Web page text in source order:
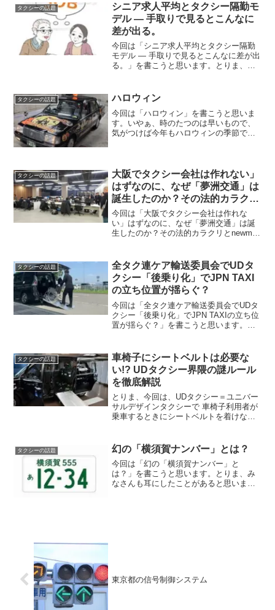
タクシーの話題
シニア求人平均とタクシー隔勤モ
デル ― 手取りで見るとこんなに
差が出る。
今回は「シニア求人平均とタクシー隔勤
モデル ― 手取りで見るとこんなに差が出
る。」を書こうと思います。とりま、株
「ほ～う、シニアでもまだまだ稼げるん
だな」と思うかもし...
タクシーの話題 ハロウィン
今回は「ハロウィン」を書こうと思いま
す。いやぁ、時のたつのは早いもので、
気がつけば今年もハロウィンの季節です
「仮装して街を歩く祭り」で...
タクシーの話題
大阪でタクシー会社は作れない」
はずなのに、なぜ「夢洲交通」は
誕生したのか？その法的カラクリ
とnewmoの勝算
今回は「大阪でタクシー会社は作れな
い」はずなのに、なぜ「夢洲交通」は誕
生したのか？その法的カラクリとnewmo
「タクシーの新会社設立」＝夢洲交通と
いうニュースを聞いて「...
タクシーの話題
全タク連ケア輸送委員会でUDタ
クシー「後乗り化」でJPN TAXI
の立ち位置が揺らぐ？
今回は「全タク連ケア輸送委員会でUDタ
クシー「後乗り化」でJPN TAXIの立ち位
置が揺らぐ？」を書こうと思います。と
ーサルデザイン）タクシーを後乗りタイ
プに移行する...
タクシーの話題
車椅子にシートベルトは必要な
い!? UDタクシー界隈の謎ルール
を徹底解説
とりま、今回は、UDタクシー＝ユニバー
サルデザインタクシーで 車椅子利用者が
乗車するときにシートベルトを着けなく
くと安全面で不安になりますが、国交省
の通達では法律上...
タクシーの話題 幻の「横須賀ナンバー」とは？
今回は「幻の「横須賀ナンバー」と
は？」を書こうと思います。とりま、み
なさんも耳にしたことがあると思います
東京都の信号制御システム